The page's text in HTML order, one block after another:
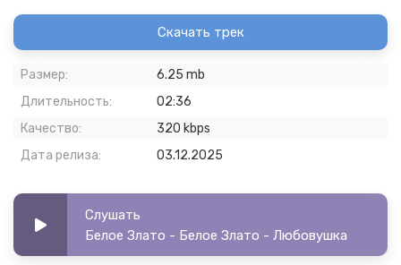
Скачать трек
Размер:
6.25 mb
Длительность:
02:36
Качество:
320 kbps
Дата релиза:
03.12.2025
Слушать
Белое Злато - Белое Злато - Любовушка